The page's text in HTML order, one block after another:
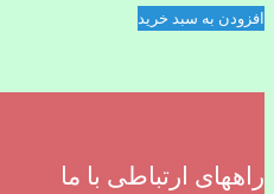
۷۹,۰۰۰ تومانافزودن به سبد خرید
راههای ارتباطی با ما